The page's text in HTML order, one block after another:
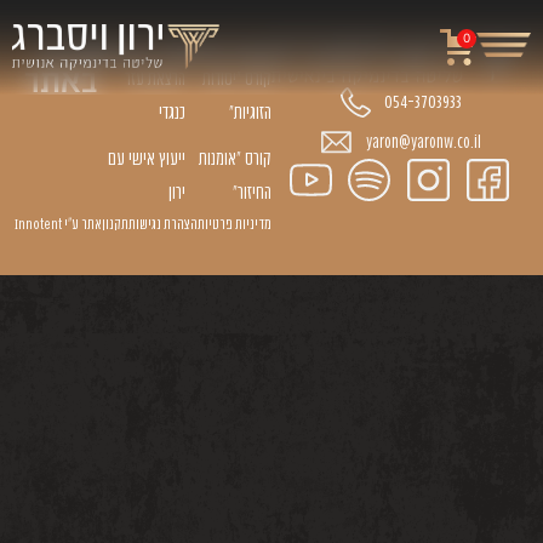
0 קורסים
קורס "יסודות
הזוגיות״
קורס ״אומנות
החיזור״
הרצאות
הרצאת עזר
כנגדי
ייעוץ אישי עם
ירון
ניווט
באתר
מדיניות פרטיותהצהרת נגישותתקנוןאתר ע״י Innotent
054-3703933
yaron@yaronw.co.il